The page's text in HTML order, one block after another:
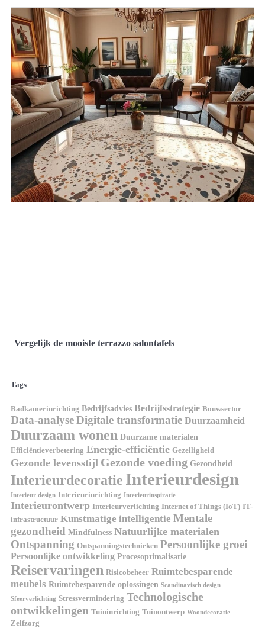
Vergelijk de mooiste terrazzo salontafels
Tags
Badkamerinrichting Bedrijfsadvies Bedrijfsstrategie Bouwsector
Data-analyseDigitale transformatie Duurzaamheid
Duurzaam wonen Duurzame materialen
Efficiëntieverbetering Energie-efficiëntie Gezelligheid
Gezonde levensstijl Gezonde voeding Gezondheid
Interieurdecoratie Interieurdesign
Interieur design Interieurinrichting Interieurinspiratie
Interieurontwerp Interieurverlichting Internet of Things (IoT) IT-
infrastructuur Kunstmatige intelligentie Mentale
gezondheid Mindfulness Natuurlijke materialen
Ontspanning Ontspanningstechnieken Persoonlijke groei
Persoonlijke ontwikkeling Procesoptimalisatie
Reiservaringen Risicobeheer Ruimtebesparende
meubels Ruimtebesparende oplossingen Scandinavisch design
Sfeerverlichting Stressvermindering Technologische
ontwikkelingen Tuininrichting Tuinontwerp Woondecoratie
Zelfzorg